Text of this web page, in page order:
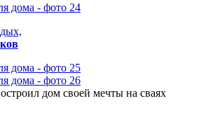
дом своей мечты на сваях